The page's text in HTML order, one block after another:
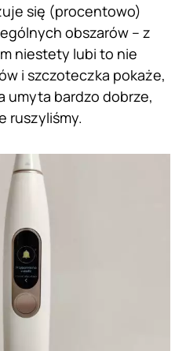
się (procentowo)
obszarów – z
niestety lubi to nie
i szczoteczka pokaże,
umyta bardzo dobrze,
ruszyliśmy.